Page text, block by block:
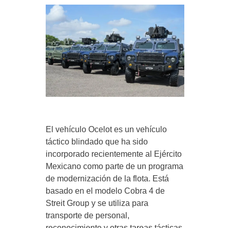
El vehículo Ocelot es un vehículo
táctico blindado que ha sido
incorporado recientemente al Ejército
Mexicano como parte de un programa
de modernización de la flota. Está
basado en el modelo Cobra 4 de
Streit Group y se utiliza para
transporte de personal,